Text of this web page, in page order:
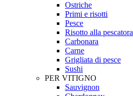
Ostriche
Primi e risotti
Pesce
Risotto alla pescatora
Carbonara
Carne
Grigliata di pesce
Sushi
PER VITIGNO
Sauvignon